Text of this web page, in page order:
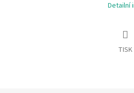
Detailní
TISK